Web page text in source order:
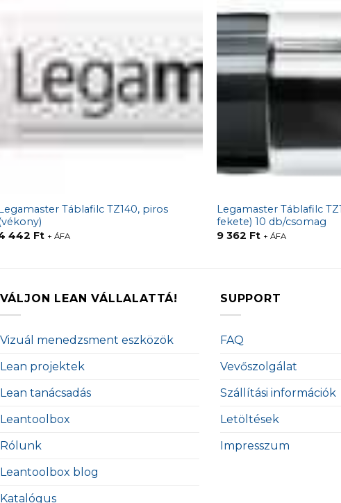
Táblafilc TZ140, piros
(vékony)
442 Ft + ÁFA
Legamaster Táblafilc
fekete) 10 db/csomag
9 362 Ft + ÁFA
VÁLJON LEAN VÁLLALATTÁ!
Vizuál menedzsment eszközök
Lean projektek
Lean tanácsadás
Leantoolbox
Rólunk
Leantoolbox blog
Katalógus
SUPPORT
FAQ
Vevőszolgálat
Szállítási információk
Letöltések
Impresszum